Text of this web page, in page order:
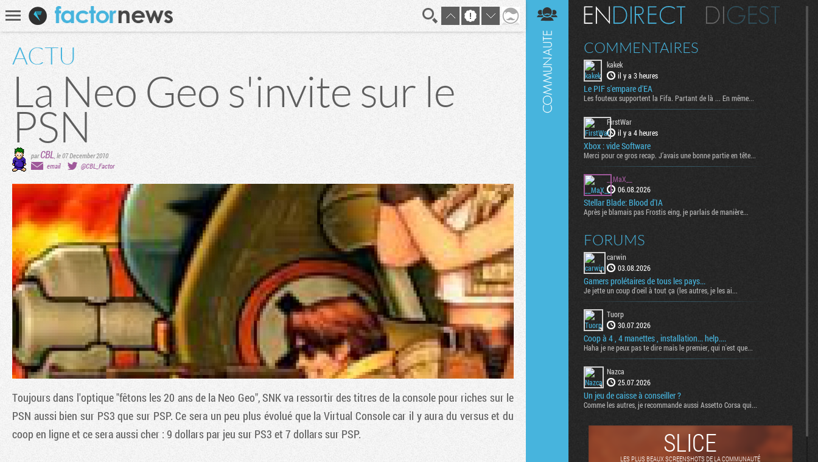
Recherche
ACTU
La Neo Geo s'invite sur le
PSN
parCBL le 07 December 2010
email
@CBL_Factor
Toujours dans l'optique "fêtons les 20 ans de la Neo Geo", SNK va ressortir des titres de la console pour riches sur le
PSN aussi bien sur PS3 que sur PSP. Ce sera un peu plus évolué que la Virtual Console car il y aura du versus et du
coop en ligne et ce sera aussi cher : 9 dollars par jeu sur PS3 et 7 dollars sur PSP.
En direct Digest
COMMENTAIRES
kakek
il y a 3 heures
Le PIF s'empare d'EA
Les fouteux supportent la Fifa. Partant de là ... En même...
FirstWar
il y a 4 heures
Xbox : vide Software
Merci pour ce gros recap. J’avais une bonne partie en tête...
__MaX__
06.08.2026
Stellar Blade: Blood d'IA
Après je blamais pas Frostis eing, je parlais de manière...
FORUMS
carwin
03.08.2026
Gamers prolétaires de tous les pays...
Je jette un coup d'oeil à tout ça (les autres, je les ai...
Tuorp
30.07.2026
Coop à 4 , 4 manettes , installation... help....
Haha je ne peux pas te dire mais le premier, qui n'est que...
Nazca
25.07.2026
Un jeu de caisse à conseiller ?
Comme les autres, je recommande aussi Assetto Corsa qui...
SLICE
LES PLUS BEAUX SCREENSHOTS DE LA COMMUNAUTÉ